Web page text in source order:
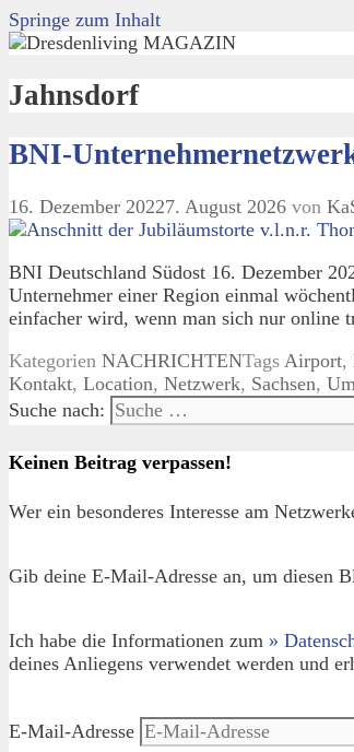
Springe zum Inhalt
Jahnsdorf
BNI-
16. Dezember 20227. August 2026 von
BNI Deutschland Südost 16. Dezember
Unternehmer einer Region einmal
einfacher wird, wenn man sich nur
Kategorien NACHRICHTENTags Airport,
Kontakt, Location, Netzwerk, Sachsen,
Suche nach:
Keinen Beitrag verpassen!
Wer ein besonderes Interesse am
Gib deine E-Mail-Adresse an, um diesen
Ich habe die Informationen zum »
deines Anliegens verwendet werden und
E-Mail-Adresse